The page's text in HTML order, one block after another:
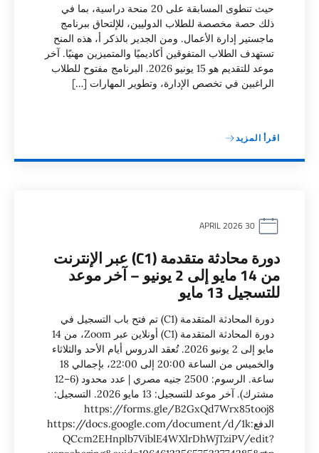
حيث تنطوى المسابقة على 20 منحة دراسية، بما في
ذلك حصة مخصصة للطلاب الدوليين، للإلتحاق ببرنامج
ماجستير إدارة الأعمال. ومن الجدير بالذكر أ، هذه المنح
تستهدف الطلاب المتفوقين أكاديميًا والمتميزين مهنيًا. آخر
موعد للتقديم هو 15 يونيو 2026. البرنامج مفتوح للطلاب
الراغبين في تخصص الإدارة، وتطوير المهارات […]
اقرأ المزيد
دورة محادثة متقدمة (C1) عبر الإنترنت
من 14 مايو إلى 2 يونيو – آخر موعد
للتسجيل 13 مايو
دورة المحادثة المتقدمة (C1) تم فتح باب التسجيل في
دورة المحادثة المتقدمة (C1) أونلاين عبر Zoom، من 14
مايو إلى 2 يونيو 2026. تُعقد الدروس أيام الأحد والثلاثاء
والخميس من الساعة 20:00 إلى 22:00، بإجمالي 18
ساعة. الرسوم: 2500 جنيه مصري | عدد محدود (6–12
مشترك). آخر موعد للتسجيل: 13 مايو 2026. التسجيل:
https://forms.gle/B2GxQd7Wrx85tooj8
الدفع:https://docs.google.com/document/d/1k
QCcm2EHnplb7ViblE4WXlrDhWjTziPV/edit?